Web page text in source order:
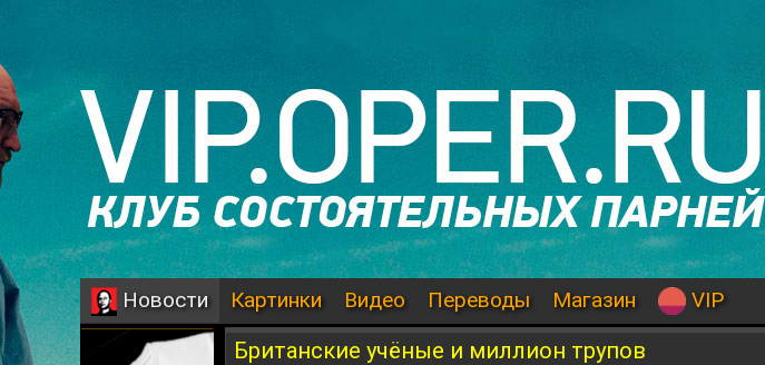
Новости Картинки Видео Переводы Магазин VIP
Британские учёные и миллион трупов